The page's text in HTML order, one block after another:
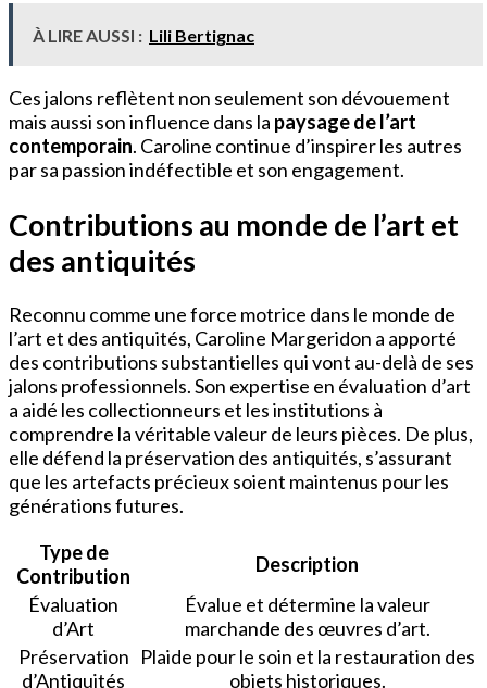
À LIRE AUSSI : Lili Bertignac
Ces jalons reflètent non seulement son dévouement
mais aussi son influence dans la paysage de l’art
contemporain. Caroline continue d’inspirer les autres
par sa passion indéfectible et son engagement.
Contributions au monde de l’art et
des antiquités
Reconnu comme une force motrice dans le monde de
l’art et des antiquités, Caroline Margeridon a apporté
des contributions substantielles qui vont au-delà de ses
jalons professionnels. Son expertise en évaluation d’art
a aidé les collectionneurs et les institutions à
comprendre la véritable valeur de leurs pièces. De plus,
elle défend la préservation des antiquités, s’assurant
que les artefacts précieux soient maintenus pour les
générations futures.
Type de
Contribution
Description
Évaluation
d’Art
Évalue et détermine la valeur
marchande des œuvres d’art.
Préservation
d’Antiquités
Plaide pour le soin et la restauration des
objets historiques.